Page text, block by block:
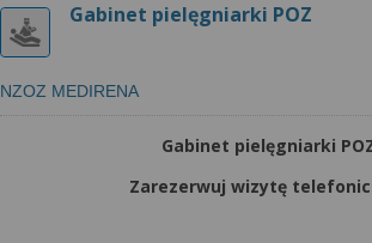
Gabinet pielęgniarki POZ
NZOZ MEDIRENA
Gabinet pielęgniarki
Zarezerwuj wizytę